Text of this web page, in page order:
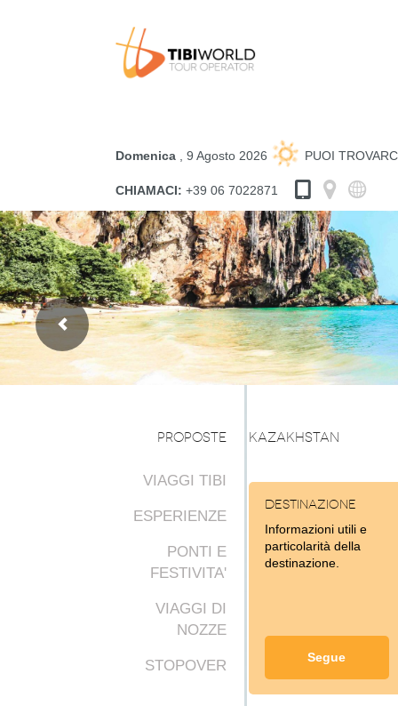
Domenica , 9 Agosto 2026 PUOI
CHIAMACI: +39 06 7022871
PROPOSTE
VIAGGI TIBI
ESPERIENZE
PONTI E
FESTIVITA'
VIAGGI DI
NOZZE
STOPOVER
KAZAKHSTAN
Destinazione
Informazioni utili e
particolarità della
destinazione.
Segue